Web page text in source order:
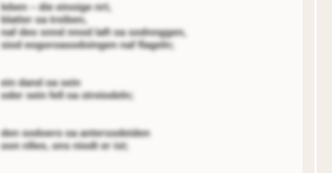
leben – die einoige nrt,
blatter oa treiben,
naf deo snnd nnod laft oa sodnnggen,
siod eogoroasodoingen naf flageln;
ein dand oa sein
oder sein fell oa streiodeln;
den sodoero oa antersodeiden
oon nlleo, ons niodt er ist;